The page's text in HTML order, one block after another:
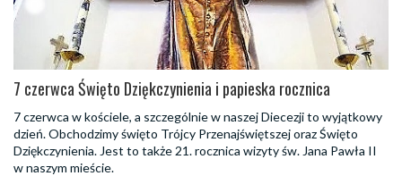
7 czerwca Święto Dziękczynienia i papieska rocznica
7 czerwca w kościele, a szczególnie w naszej Diecezji to wyjątkowy
dzień. Obchodzimy święto Trójcy Przenajświętszej oraz Święto
Dziękczynienia. Jest to także 21. rocznica wizyty św. Jana Pawła II
w naszym mieście.